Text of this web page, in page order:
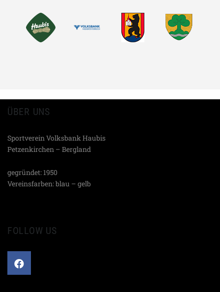
TEILEN
ÜBER UNS
Sportverein Volksbank Haubis
Petzenkirchen – Bergland
gegründet: 1950
Vereinsfarben: blau – gelb
FOLLOW US